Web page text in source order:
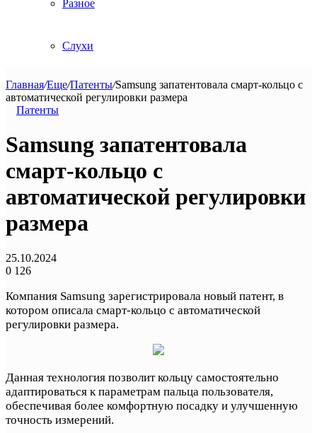
Разное
Слухи
Главная/Еще/Патенты/Samsung запатентовала смарт-кольцо с
автоматической регулировки размера
Патенты
Samsung запатентовала
смарт-кольцо с
автоматической регулировки
размера
25.10.2024
0 126
Компания Samsung зарегистрировала новый патент, в
котором описала смарт-кольцо с автоматической
регулировки размера.
Данная технология позволит кольцу самостоятельно
адаптироваться к параметрам пальца пользователя,
обеспечивая более комфортную посадку и улучшенную
точность измерений.